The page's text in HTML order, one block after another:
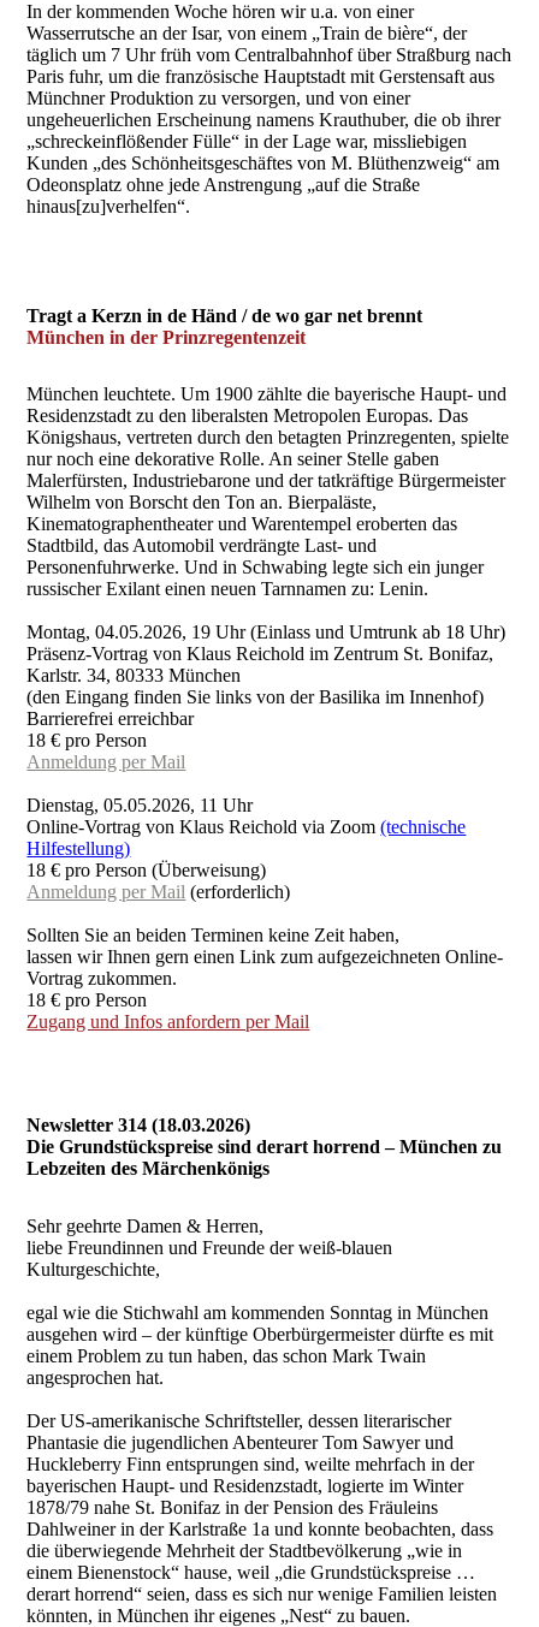
In der kommenden Woche hören wir u.a. von einer
Wasserrutsche an der Isar, von einem „Train de bière“, der
täglich um 7 Uhr früh vom Centralbahnhof über Straßburg nach
Paris fuhr, um die französische Hauptstadt mit Gerstensaft aus
Münchner Produktion zu versorgen, und von einer
ungeheuerlichen Erscheinung namens Krauthuber, die ob ihrer
„schreckeinflößender Fülle“ in der Lage war, missliebigen
Kunden „des Schönheitsgeschäftes von M. Blüthenzweig“ am
Odeonsplatz ohne jede Anstrengung „auf die Straße
hinaus[zu]verhelfen“.
Tragt a Kerzn in de Händ / de wo gar net brennt
München in der Prinzregentenzeit
München leuchtete. Um 1900 zählte die bayerische Haupt- und
Residenzstadt zu den liberalsten Metropolen Europas. Das
Königshaus, vertreten durch den betagten Prinzregenten, spielte
nur noch eine dekorative Rolle. An seiner Stelle gaben
Malerfürsten, Industriebarone und der tatkräftige Bürgermeister
Wilhelm von Borscht den Ton an. Bierpaläste,
Kinematographentheater und Warentempel eroberten das
Stadtbild, das Automobil verdrängte Last- und
Personenfuhrwerke. Und in Schwabing legte sich ein junger
russischer Exilant einen neuen Tarnnamen zu: Lenin.
Montag, 04.05.2026, 19 Uhr (Einlass und Umtrunk ab 18 Uhr)
Präsenz-Vortrag von Klaus Reichold im Zentrum St. Bonifaz,
Karlstr. 34, 80333 München
(den Eingang finden Sie links von der Basilika im Innenhof)
Barrierefrei erreichbar
18 € pro Person
Anmeldung per Mail
Dienstag, 05.05.2026, 11 Uhr
Online-Vortrag von Klaus Reichold via Zoom(technische
Hilfestellung)
18 € pro Person (Überweisung)
Anmeldung per Mail (erforderlich)
Sollten Sie an beiden Terminen keine Zeit haben,
lassen wir Ihnen gern einen Link zum aufgezeichneten Online-
Vortrag zukommen.
18 € pro Person
Zugang und Infos anfordern per Mail
Newsletter 314 (18.03.2026)
Die Grundstückspreise sind derart horrend – München zu
Lebzeiten des Märchenkönigs
Sehr geehrte Damen & Herren,
liebe Freundinnen und Freunde der weiß-blauen
Kulturgeschichte,
egal wie die Stichwahl am kommenden Sonntag in München
ausgehen wird – der künftige Oberbürgermeister dürfte es mit
einem Problem zu tun haben, das schon Mark Twain
angesprochen hat.
Der US-amerikanische Schriftsteller, dessen literarischer
Phantasie die jugendlichen Abenteurer Tom Sawyer und
Huckleberry Finn entsprungen sind, weilte mehrfach in der
bayerischen Haupt- und Residenzstadt, logierte im Winter
1878/79 nahe St. Bonifaz in der Pension des Fräuleins
Dahlweiner in der Karlstraße 1a und konnte beobachten, dass
die überwiegende Mehrheit der Stadtbevölkerung „wie in
einem Bienenstock“ hause, weil „die Grundstückspreise …
derart horrend“ seien, dass es sich nur wenige Familien leisten
könnten, in München ihr eigenes „Nest“ zu bauen.